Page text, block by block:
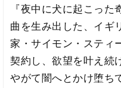
『夜中に犬に起こっ
曲を生み出した、イギ
家・サイモン・スティ
契約し、欲望を叶え続
やがて闇へとかけ堕ち